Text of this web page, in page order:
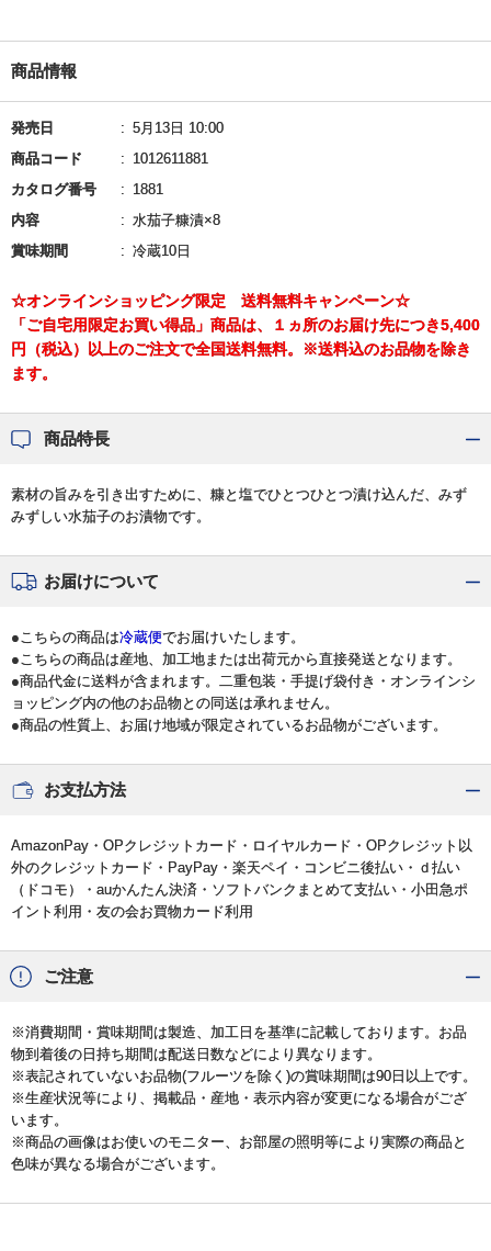
商品情報
発売日
5月13日 10:00
商品コード
1012611881
カタログ番号
1881
内容
水茄子糠漬×8
賞味期間
冷蔵10日
☆オンラインショッピング限定 送料無料キャンペーン☆
「ご自宅用限定お買い得品」商品は、１ヵ所のお届け先につき5,400
円（税込）以上のご注文で全国送料無料。※送料込のお品物を除き
ます。
商品特長
素材の旨みを引き出すために、糠と塩でひとつひとつ漬け込んだ、みず
みずしい水茄子のお漬物です。
お届けについて
●こちらの商品は冷蔵便でお届けいたします。
●こちらの商品は産地、加工地または出荷元から直接発送となります。
●商品代金に送料が含まれます。二重包装・手提げ袋付き・オンラインシ
ョッピング内の他のお品物との同送は承れません。
●商品の性質上、お届け地域が限定されているお品物がございます。
お支払方法
AmazonPay・OPクレジットカード・ロイヤルカード・OPクレジット以
外のクレジットカード・PayPay・楽天ペイ・コンビニ後払い・ｄ払い
（ドコモ）・auかんたん決済・ソフトバンクまとめて支払い・小田急ポ
イント利用・友の会お買物カード利用
ご注意
※消費期間・賞味期間は製造、加工日を基準に記載しております。お品
物到着後の日持ち期間は配送日数などにより異なります。
※表記されていないお品物(フルーツを除く)の賞味期間は90日以上です。
※生産状況等により、掲載品・産地・表示内容が変更になる場合がござ
います。
※商品の画像はお使いのモニター、お部屋の照明等により実際の商品と
色味が異なる場合がございます。